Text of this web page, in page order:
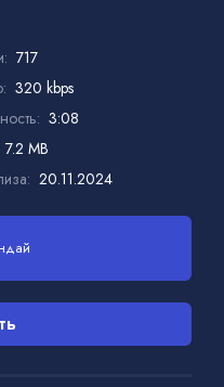
717
320 kbps
3:08
7.2 MB
20.11.2024